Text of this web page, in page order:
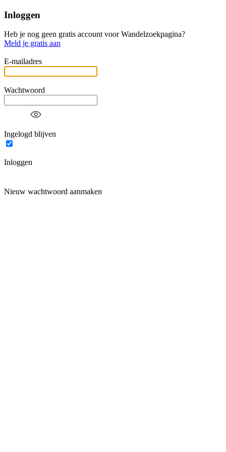
Inloggen
Heb je nog geen gratis account voor Wandelzoekpagina?
Meld je gratis aan
E-mailadres
Wachtwoord
Ingelogd blijven
Inloggen
Nieuw wachtwoord aanmaken